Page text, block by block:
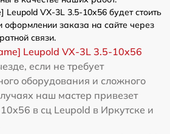
Leupold VX-3L 3.5-10x56 будет стоить
заказа на сайте через
связи.
Leupold VX-3L 3.5-10x56
если не требует
оборудования и сложного
наш мастер привезет
в сц Leupold в Иркутске и